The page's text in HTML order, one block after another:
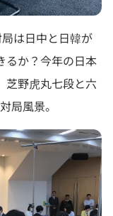
は日中と日韓が
るか？今年の日本
芝野虎丸七段と六
局風景。